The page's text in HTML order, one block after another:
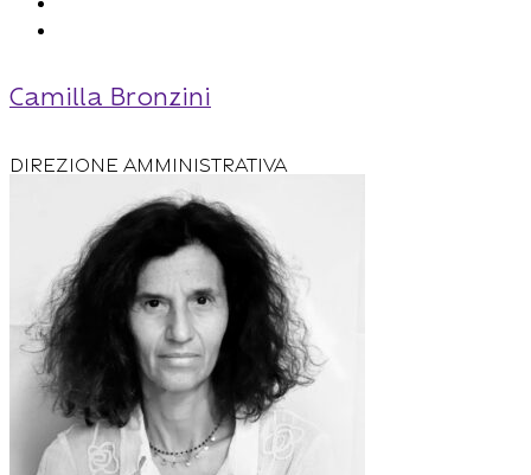
Camilla Bronzini
Direzione amministrativa